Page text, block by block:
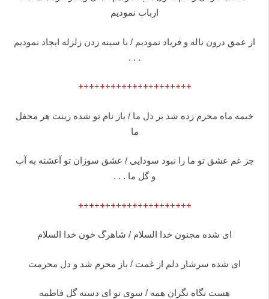
ارباب نمودیم
از عمق درون ناله و فریاد نمودیم / با سینه زدن زلزله ایجاد نمودیم
. . .
+++++++++++++++++++++
خیمه ماه محرم زده شد بر دل ما / باز نام تو شده زینت هر محفل
ما
جز غم عشق تو ما را نبود سودایی / عشق سوزان تو آغشته به آب
و گل ما . . .
+++++++++++++++++++++
ای شده مجنون خدا السلام / شاهرگ خون خدا السلام
ای شده سرشار دلم از غمت / باز محرم شد و دل محرمت
هست نگاه نگران همه / سوی تو ای دسته گل فاطمه